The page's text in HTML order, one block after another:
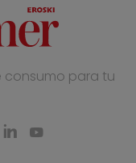
consumo para tu